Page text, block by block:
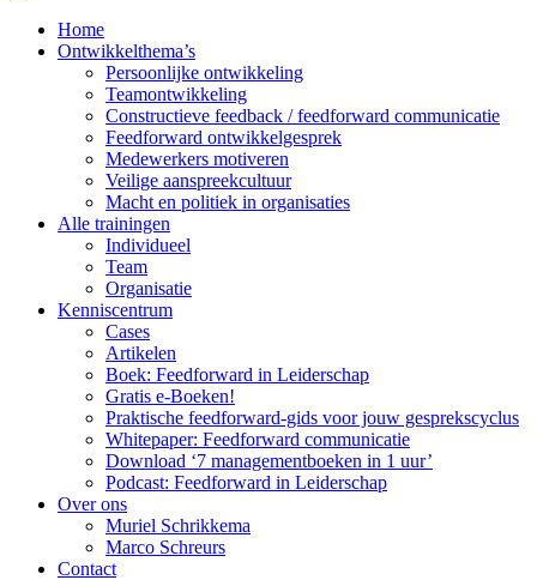
Home
Ontwikkelthema’s
Persoonlijke ontwikkeling
Teamontwikkeling
Constructieve feedback / feedforward communicatie
Feedforward ontwikkelgesprek
Medewerkers motiveren
Veilige aanspreekcultuur
Macht en politiek in organisaties
Alle trainingen
Individueel
Team
Organisatie
Kenniscentrum
Cases
Artikelen
Boek: Feedforward in Leiderschap
Gratis e-Boeken!
Praktische feedforward-gids voor jouw gesprekscyclus
Whitepaper: Feedforward communicatie
Download ‘7 managementboeken in 1 uur’
Podcast: Feedforward in Leiderschap
Over ons
Muriel Schrikkema
Marco Schreurs
Contact